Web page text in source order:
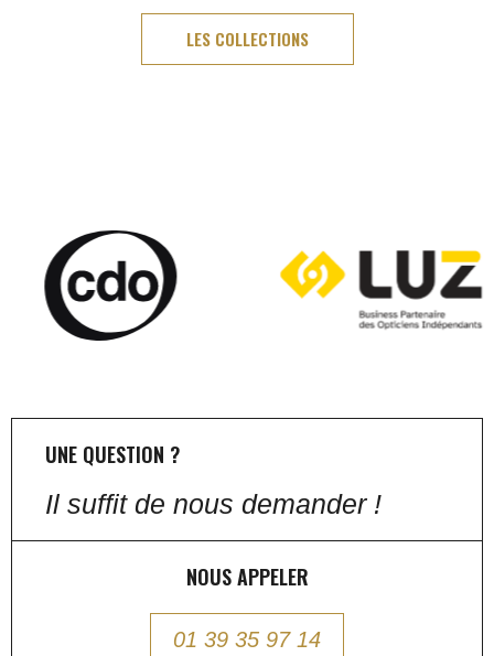
LES COLLECTIONS
UNE QUESTION ?
Il suffit de nous demander !
NOUS APPELER
01 39 35 97 14